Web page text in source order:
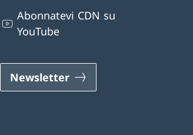
Abonnatevi CDN su
YouTube
Newsletter